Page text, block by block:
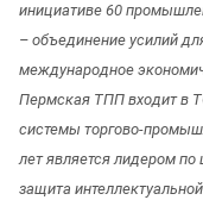
инициативе 60
– объединение усилий
международное
Пермская ТПП входит в
системы торгово-
лет является лидером по
защита